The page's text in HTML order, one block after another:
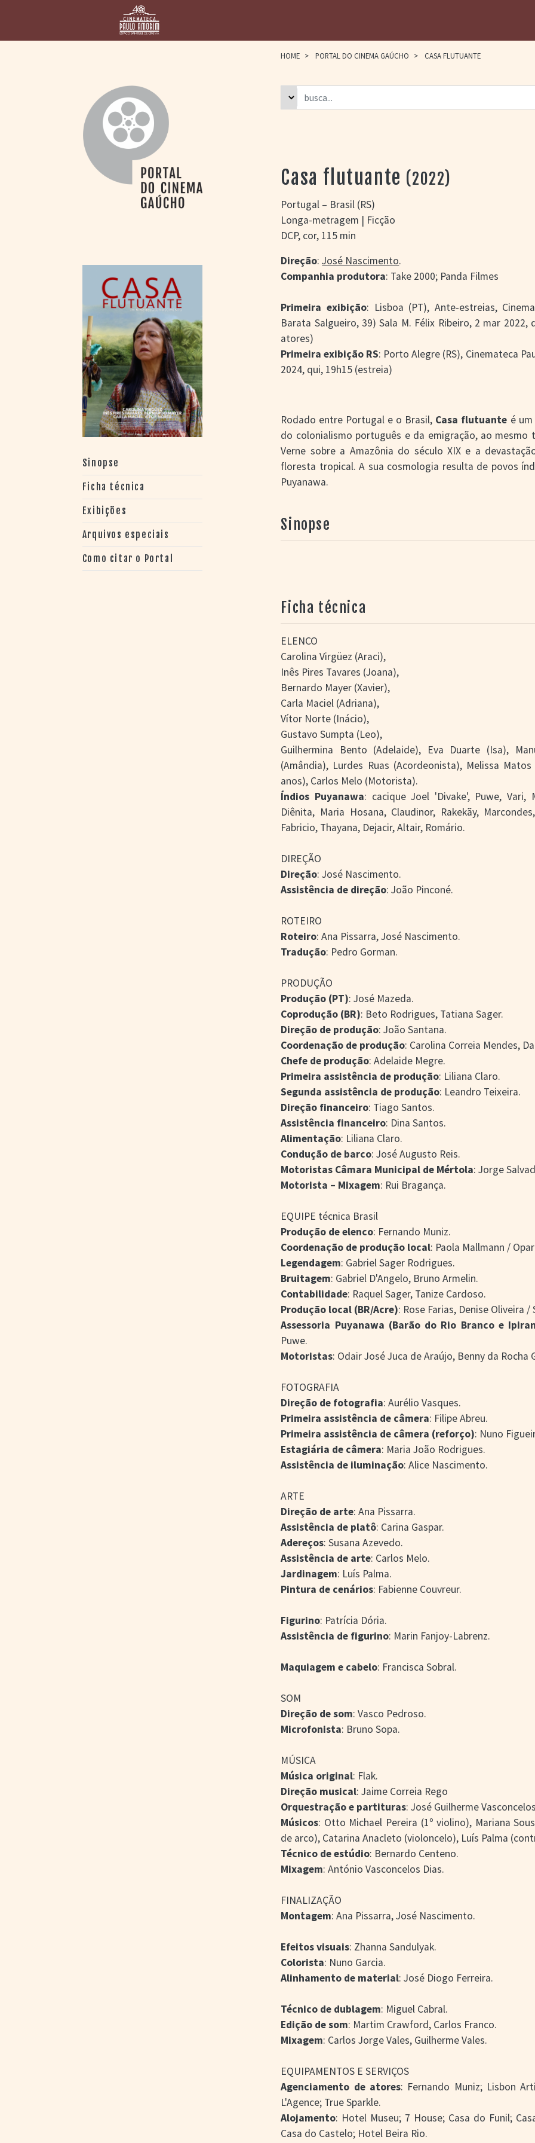
PAULO AMORIM
> HOMENAGEADOS
> ASSOCIAÇÃO DOS
> BIBLIOTECA
ROMEU GRIMALDI
CINEMA GAÚCHO
> APRESENTAÇÃO
> BUSCA AVANÇADA
> LISTA DE FILMES
> FILMOGRAFIAS DE
CINEASTAS
> DISCOGRAFIAS
> BIBLIOGRAFIAS
CONTATO E
HOME > PORTAL DO CINEMA GAÚCHO > CASA FLUTUANTE
Sinopse
Ficha técnica
Exibições
Arquivos especiais
Como citar o Portal
Casa flutuante (2022)
Portugal – Brasil (RS)
Longa-metragem | Ficção
DCP, cor, 115 min
Direção:José Nascimento.
Companhia produtora: Take 2000; Panda Filmes
Primeira exibição: Lisboa (PT), Ante-estreias,
Barata Salgueiro, 39) Sala M. Félix Ribeiro, 2 mar
atores)
Primeira exibição RS: Porto Alegre (RS), Cinemateca
2024, qui, 19h15 (estreia)
Rodado entre Portugal e o Brasil, Casa flutuante é
do colonialismo português e da emigração, ao
Verne sobre a Amazônia do século XIX e a
floresta tropical. A sua cosmologia resulta de povos
Puyanawa.
Sinopse
Ficha técnica
ELENCO
Carolina Virgüez (Araci),
Inês Pires Tavares (Joana),
Bernardo Mayer (Xavier),
Carla Maciel (Adriana),
Vítor Norte (Inácio),
Gustavo Sumpta (Leo),
Guilhermina Bento (Adelaide), Eva Duarte (Isa),
(Amândia), Lurdes Ruas (Acordeonista), Melissa
anos), Carlos Melo (Motorista).
Índios Puyanawa: cacique Joel 'Divake', Puwe, Vari,
Diênita, Maria Hosana, Claudinor, Rakekãy,
Fabricio, Thayana, Dejacir, Altair, Romário.
DIREÇÃO
Direção: José Nascimento.
Assistência de direção: João Pinconé.
ROTEIRO
Roteiro: Ana Pissarra, José Nascimento.
Tradução: Pedro Gorman.
PRODUÇÃO
Produção (PT): José Mazeda.
Coprodução (BR): Beto Rodrigues, Tatiana Sager.
Direção de produção: João Santana.
Coordenação de produção: Carolina Correia Mendes,
Chefe de produção: Adelaide Megre.
Primeira assistência de produção: Liliana Claro.
Segunda assistência de produção: Leandro Teixeira.
Direção financeiro: Tiago Santos.
Assistência financeiro: Dina Santos.
Alimentação: Liliana Claro.
Condução de barco: José Augusto Reis.
Motoristas Câmara Municipal de Mértola: Jorge
Motorista – Mixagem: Rui Bragança.
EQUIPE técnica Brasil
Produção de elenco: Fernando Muniz.
Coordenação de produção local: Paola Mallmann /
Legendagem: Gabriel Sager Rodrigues.
Bruitagem: Gabriel D'Angelo, Bruno Armelin.
Contabilidade: Raquel Sager, Tanize Cardoso.
Produção local (BR/Acre): Rose Farias, Denise Oliveira
Assessoria Puyanawa (Barão do Rio Branco e
Puwe.
Motoristas: Odair José Juca de Araújo, Benny da Rocha
FOTOGRAFIA
Direção de fotografia: Aurélio Vasques.
Primeira assistência de câmera: Filipe Abreu.
Primeira assistência de câmera (reforço): Nuno
Estagiária de câmera: Maria João Rodrigues.
Assistência de iluminação: Alice Nascimento.
ARTE
Direção de arte: Ana Pissarra.
Assistência de platô: Carina Gaspar.
Adereços: Susana Azevedo.
Assistência de arte: Carlos Melo.
Jardinagem: Luís Palma.
Pintura de cenários: Fabienne Couvreur.
Figurino: Patrícia Dória.
Assistência de figurino: Marin Fanjoy-Labrenz.
Maquiagem e cabelo: Francisca Sobral.
SOM
Direção de som: Vasco Pedroso.
Microfonista: Bruno Sopa.
MÚSICA
Música original: Flak.
Direção musical: Jaime Correia Rego
Orquestração e partituras: José Guilherme
Músicos: Otto Michael Pereira (1º violino), Mariana
de arco), Catarina Anacleto (violoncelo), Luís Palma
Técnico de estúdio: Bernardo Centeno.
Mixagem: António Vasconcelos Dias.
FINALIZAÇÃO
Montagem: Ana Pissarra, José Nascimento.
Efeitos visuais: Zhanna Sandulyak.
Colorista: Nuno Garcia.
Alinhamento de material: José Diogo Ferreira.
Técnico de dublagem: Miguel Cabral.
Edição de som: Martim Crawford, Carlos Franco.
Mixagem: Carlos Jorge Vales, Guilherme Vales.
EQUIPAMENTOS E SERVIÇOS
Agenciamento de atores: Fernando Muniz; Lisbon
L'Agence; True Sparkle.
Alojamento: Hotel Museu; 7 House; Casa do Funil;
Casa do Castelo; Hotel Beira Rio.